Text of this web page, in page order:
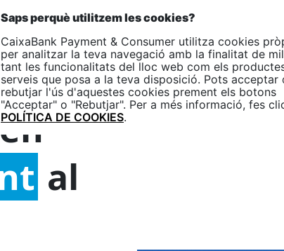
CA
Empreses Particulars
al
Saps perquè utilitzem les cookies?
CaixaBank Payment & Consumer utilitza cookies
per analitzar la teva navegació amb la finalitat de
tant les funcionalitats del lloc web com els
serveis que posa a la teva disposició. Pots acceptar
rebutjar l'ús d'aquestes cookies prement els botons
"Acceptar" o "Rebutjar". Per a més informació, fes
POLÍTICA DE COOKIES.